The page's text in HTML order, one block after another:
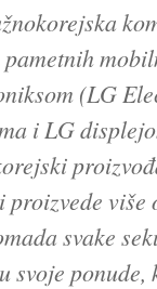
(LG
i LG
proizvede
svake
svoje